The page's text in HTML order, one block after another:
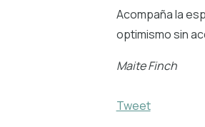
Acompaña la
optimismo sin
Maite Finch
Tweet